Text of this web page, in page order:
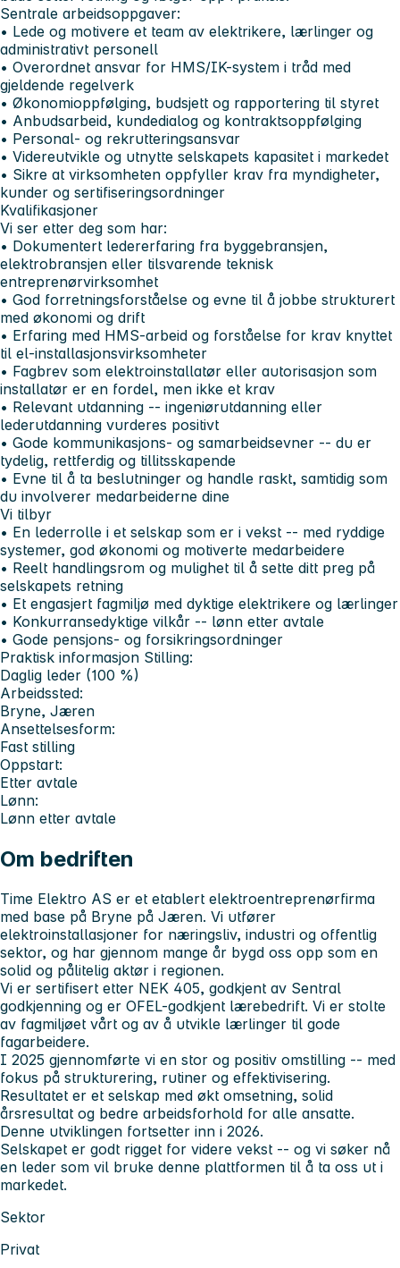
Sentrale arbeidsoppgaver:
• Lede og motivere et team av elektrikere, lærlinger og
administrativt personell
• Overordnet ansvar for HMS/IK-system i tråd med
gjeldende regelverk
• Økonomioppfølging, budsjett og rapportering til styret
• Anbudsarbeid, kundedialog og kontraktsoppfølging
• Personal- og rekrutteringsansvar
• Videreutvikle og utnytte selskapets kapasitet i markedet
• Sikre at virksomheten oppfyller krav fra myndigheter,
kunder og sertifiseringsordninger
Kvalifikasjoner
Vi ser etter deg som har:
• Dokumentert ledererfaring fra byggebransjen,
elektrobransjen eller tilsvarende teknisk
entreprenørvirksomhet
• God forretningsforståelse og evne til å jobbe strukturert
med økonomi og drift
• Erfaring med HMS-arbeid og forståelse for krav knyttet
til el-installasjonsvirksomheter
• Fagbrev som elektroinstallatør eller autorisasjon som
installatør er en fordel, men ikke et krav
• Relevant utdanning -- ingeniørutdanning eller
lederutdanning vurderes positivt
• Gode kommunikasjons- og samarbeidsevner -- du er
tydelig, rettferdig og tillitsskapende
• Evne til å ta beslutninger og handle raskt, samtidig som
du involverer medarbeiderne dine
Vi tilbyr
• En lederrolle i et selskap som er i vekst -- med ryddige
systemer, god økonomi og motiverte medarbeidere
• Reelt handlingsrom og mulighet til å sette ditt preg på
selskapets retning
• Et engasjert fagmiljø med dyktige elektrikere og lærlinger
• Konkurransedyktige vilkår -- lønn etter avtale
• Gode pensjons- og forsikringsordninger
Praktisk informasjon Stilling:
Daglig leder (100 %)
Arbeidssted:
Bryne, Jæren
Ansettelsesform:
Fast stilling
Oppstart:
Etter avtale
Lønn:
Lønn etter avtale
Om bedriften
Time Elektro AS er et etablert elektroentreprenørfirma
med base på Bryne på Jæren. Vi utfører
elektroinstallasjoner for næringsliv, industri og offentlig
sektor, og har gjennom mange år bygd oss opp som en
solid og pålitelig aktør i regionen.
Vi er sertifisert etter NEK 405, godkjent av Sentral
godkjenning og er OFEL-godkjent lærebedrift. Vi er stolte
av fagmiljøet vårt og av å utvikle lærlinger til gode
fagarbeidere.
I 2025 gjennomførte vi en stor og positiv omstilling -- med
fokus på strukturering, rutiner og effektivisering.
Resultatet er et selskap med økt omsetning, solid
årsresultat og bedre arbeidsforhold for alle ansatte.
Denne utviklingen fortsetter inn i 2026.
Selskapet er godt rigget for videre vekst -- og vi søker nå
en leder som vil bruke denne plattformen til å ta oss ut i
markedet.
Sektor
Privat